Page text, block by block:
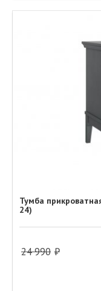
Тумба
24)
24 990